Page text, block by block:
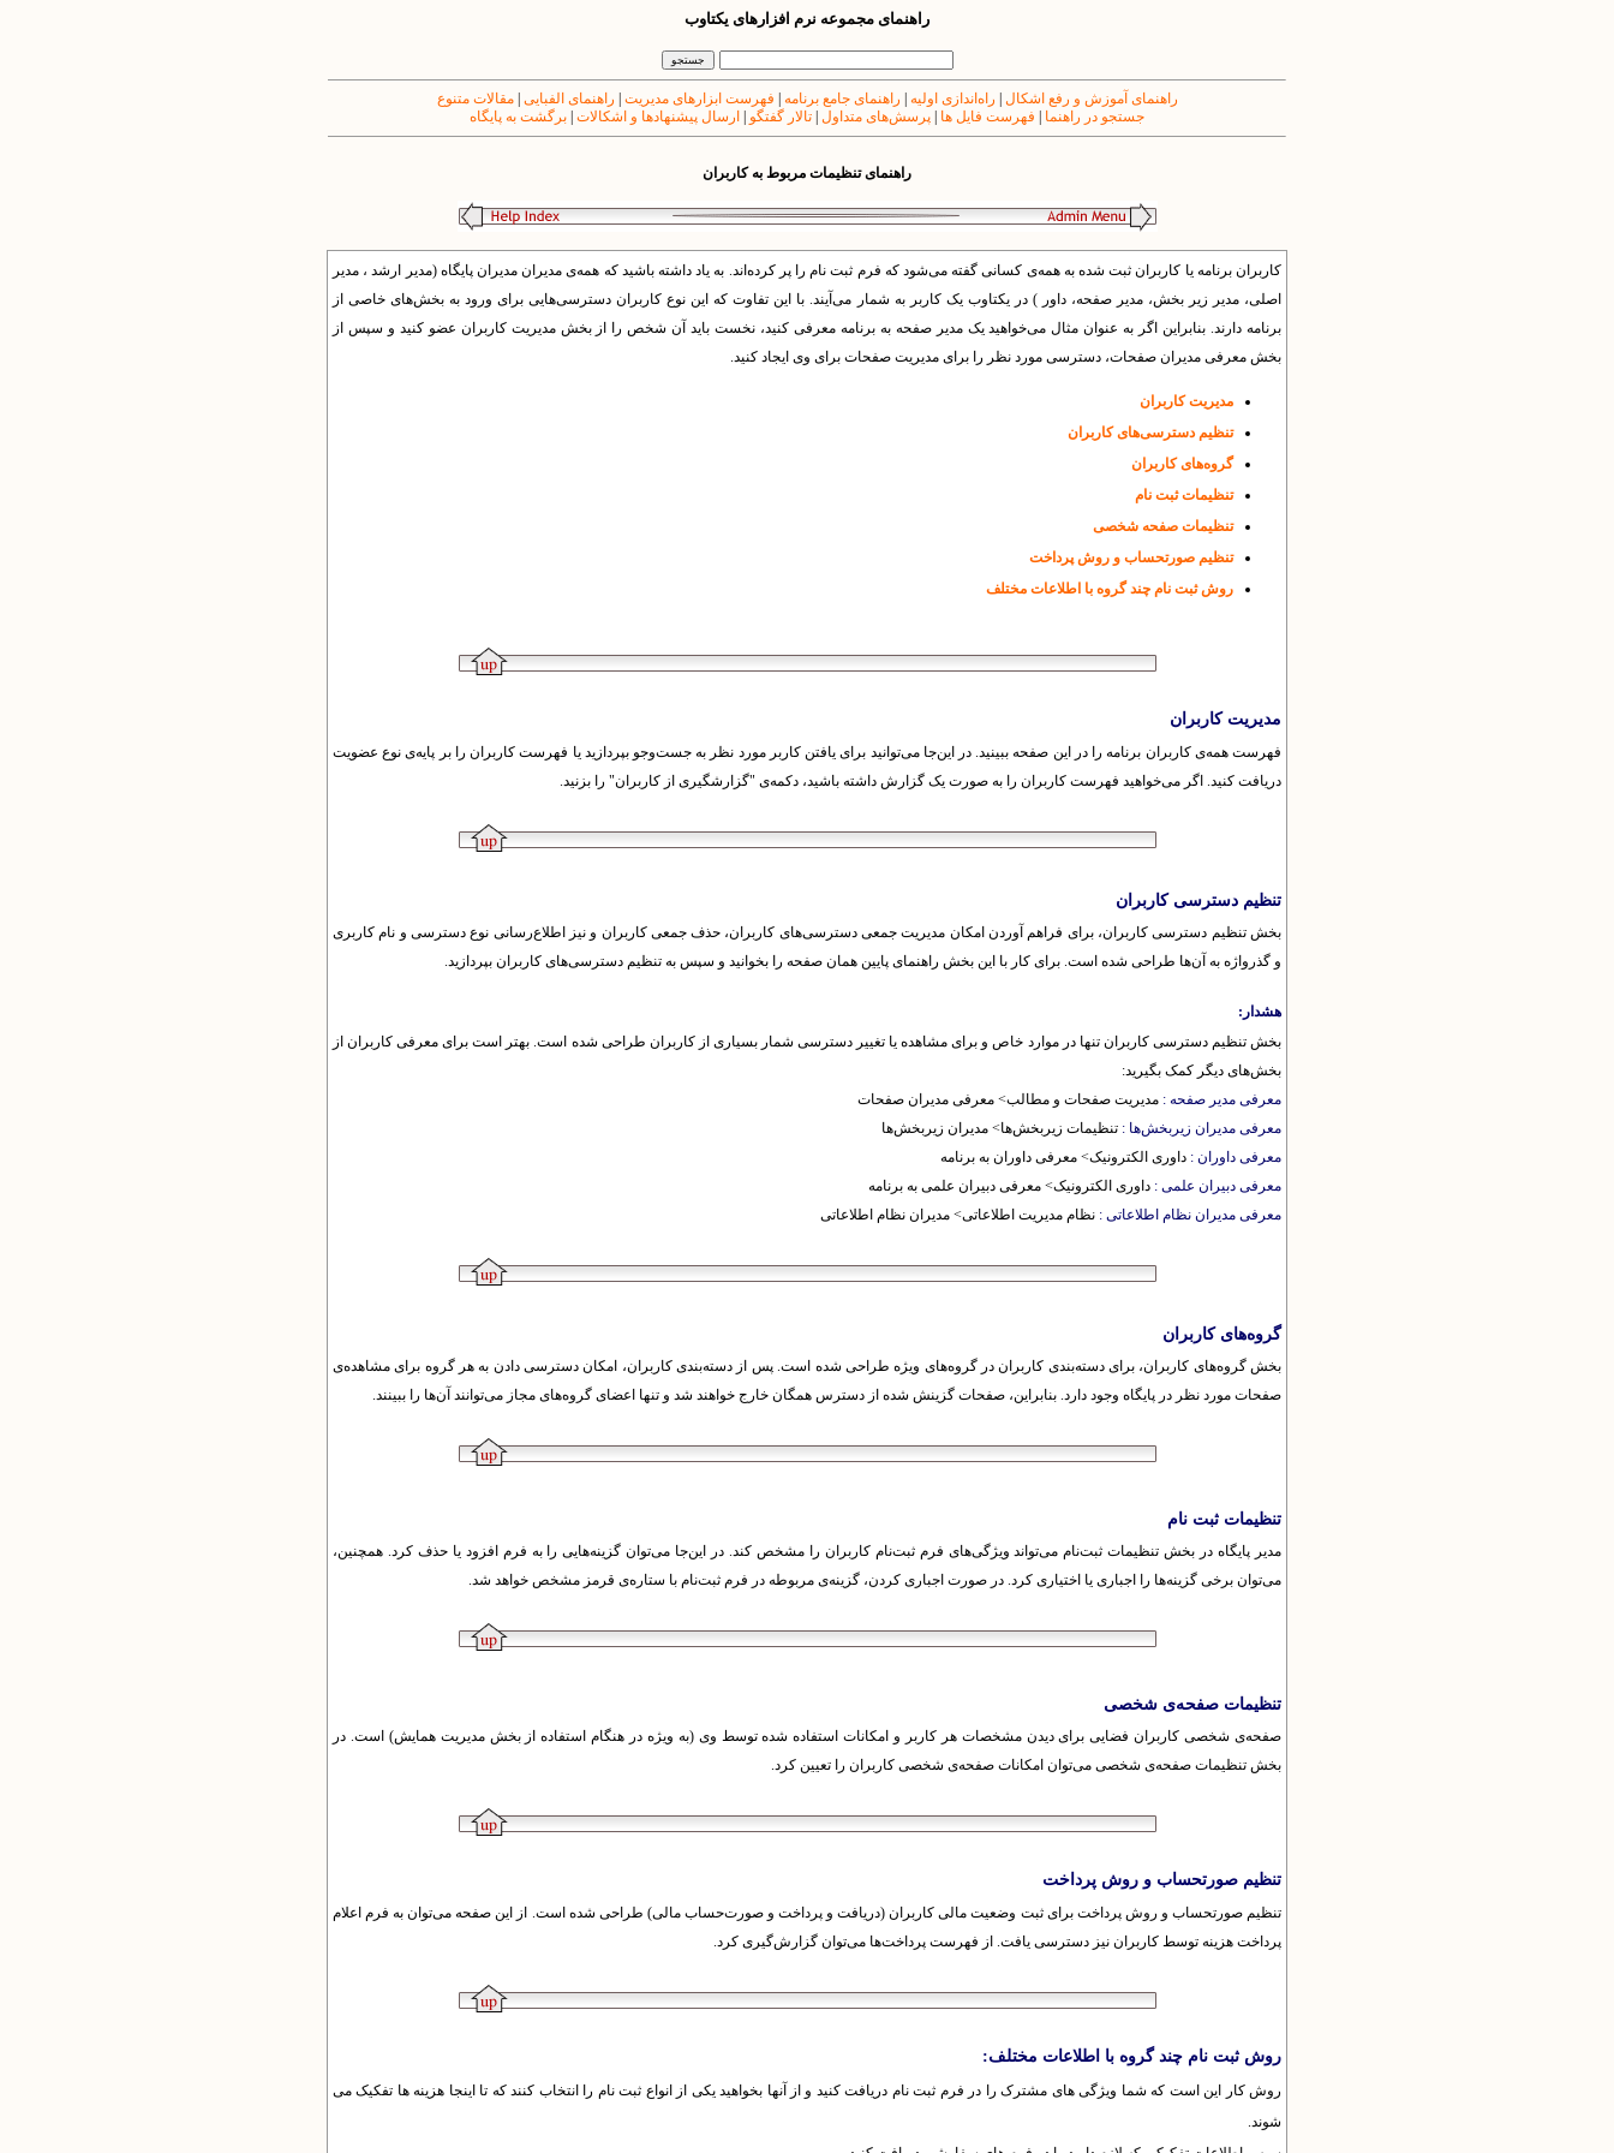
راهنمای مجموعه نرم افزارهای یکتاوب
راهنمای آموزش و رفع اشکال راه‌اندازی اولیه راهنمای جامع برنامه فهرست ابزارهای مدیریت راهنمای الفبایی |مقالات متنوع
جستجو در راهنما
فهرست فایل ها پرسش‌های متداول تالار گفتگو ارسال پیشنهادها و اشکالات برگشت به پایگاه
راهنمای تنظیمات مربوط به کاربران
کاربران برنامه یا کاربران ثبت شده به همه‌ی کسانی گفته می‌شود که فرم ثبت نام را پر کرده‌اند. به یاد داشته باشید که همه‌ی مدیران مدیران پایگاه (مدیر ارشد ، مدیر
اصلی، مدیر زیر بخش، مدیر صفحه، داور ) در یکتاوب یک کاربر به شمار می‌آیند. با این تفاوت که این نوع کاربران دسترسی‌هایی برای ورود به بخش‌های خاصی از
برنامه دارند. بنابراین اگر به عنوان مثال می‌خواهید یک مدیر صفحه به برنامه معرفی کنید، نخست باید آن شخص را از بخش مدیریت کاربران عضو کنید و سپس از
بخش معرفی مدیران صفحات، دسترسی مورد نظر را برای مدیریت صفحات برای وی ایجاد کنید.
مدیریت کاربران
تنظیم دسترسی‌های کاربران
گروه‌های کاربران
تنظیمات ثبت نام
تنظیمات صفحه شخصی
تنظیم صورتحساب و روش پرداخت
روش ثبت نام چند گروه با اطلاعات مختلف
مدیریت کاربران
فهرست همه‌ی کاربران برنامه را در این صفحه ببینید. در این‌جا می‌توانید برای یافتن کاربر مورد نظر به جست‌وجو بپردازید یا فهرست کاربران را بر پایه‌ی نوع عضویت
دریافت کنید. اگر می‌خواهید فهرست کاربران را به صورت یک گزارش داشته باشید، دکمه‌ی "گزارشگیری از کاربران" را بزنید.
تنظیم دسترسی کاربران
بخش تنظیم دسترسی کاربران، برای فراهم آوردن امکان مدیریت جمعی دسترسی‌های کاربران، حذف جمعی کاربران و نیز اطلاع‌رسانی نوع دسترسی و نام کاربری
و گذرواژه به آن‌ها طراحی شده است. برای کار با این بخش راهنمای پایین همان صفحه را بخوانید و سپس به تنظیم دسترسی‌های کاربران بپردازید.
هشدار:
بخش تنظیم دسترسی کاربران تنها در موارد خاص و برای مشاهده یا تغییر دسترسی شمار بسیاری از کاربران طراحی شده است. بهتر است برای معرفی کاربران از
بخش‌های دیگر کمک بگیرید:
معرفی مدیر صفحه : مدیریت صفحات و مطالب> معرفی مدیران صفحات
معرفی مدیران زیربخش‌ها : تنظیمات زیربخش‌ها‌> مدیران زیر‌بخش‌ها
معرفی داوران : داوری الکترونیک> معرفى داوران به برنامه
معرفی دبیران علمی : داوری الکترونیک> معرفی دبیران علمی به برنامه
معرفی مدیران نظام اطلاعاتی : نظام مدیریت اطلاعاتی> مدیران نظام اطلاعاتى
گروه‌های کاربران
بخش گروه‌های کاربران، برای دسته‌بندی کاربران در گروه‌های ویژه طراحی شده است. پس از دسته‌بندی کاربران، امکان دسترسی دادن به هر گروه برای مشاهده‌ی
صفحات مورد نظر در پایگاه وجود دارد. بنابراین، صفحات گزینش شده از دسترس همگان خارج خواهند شد و تنها اعضای گروه‌های مجاز می‌توانند آن‌ها را ببینند.
تنظیمات ثبت نام
مدیر پایگاه در بخش تنظیمات ثبت‌نام می‌تواند ویژگی‌های فرم ثبت‌نام کاربران را مشخص کند. در این‌جا می‌توان گزینه‌هایی را به فرم افزود یا حذف کرد. همچنین،
می‌توان برخی گزینه‌ها را اجباری یا اختیاری کرد. در صورت اجباری کردن، گزینه‌ی مربوطه در فرم ثبت‌نام با ستاره‌ی قرمز مشخص خواهد شد.
تنظیمات صفحه‌ی شخصی
صفحه‌ی شخصی کاربران فضایی برای دیدن مشخصات هر کاربر و امکانات استفاده شده توسط وی (به ویژه در هنگام استفاده از بخش مدیریت همایش) است. در
بخش تنظیمات صفحه‌ی شخصی می‌توان امکانات صفحه‌‌ی شخصی کاربران را تعیین کرد.
تنظیم صورتحساب و روش پرداخت
تنظیم صورتحساب و روش پرداخت برای ثبت وضعیت مالی کاربران (دریافت و پرداخت و صورت‌حساب مالی) طراحی شده است. از این صفحه می‌توان به فرم اعلام
پرداخت هزینه توسط کاربران نیز دسترسی یافت. از فهرست پرداخت‌ها می‌توان گزارش‌گیری کرد.
روش ثبت نام چند گروه با اطلاعات مختلف:
روش کار این است که شما ویژگی های مشترک را در فرم ثبت نام دریافت کنید و از آنها بخواهید یکی از انواع ثبت نام را انتخاب کنند که تا اینجا هزینه ها تفکیک می
شوند.